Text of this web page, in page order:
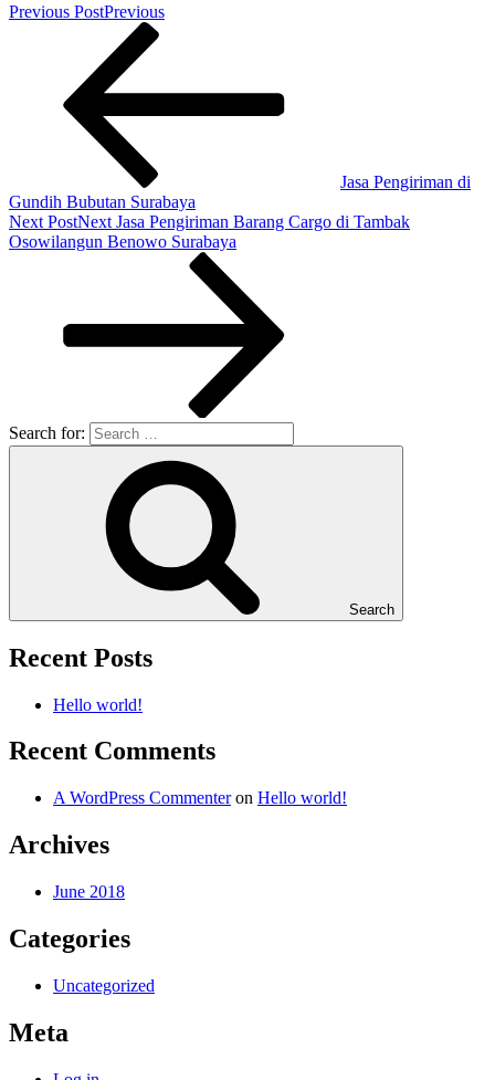
Previous PostPrevious
Jasa Pengiriman di
Gundih Bubutan Surabaya
Next PostNext Jasa Pengiriman Barang Cargo di Tambak
Osowilangun Benowo Surabaya
Search for:
Search
Recent Posts
Hello world!
Recent Comments
A WordPress Commenteron Hello world!
Archives
June 2018
Categories
Uncategorized
Meta